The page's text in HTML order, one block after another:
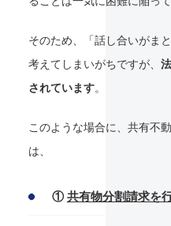
そのため、「話し合いがま
考えてしまいがちですが、
されています。
このような場合に、共有不
は、
①共有物分割請求を